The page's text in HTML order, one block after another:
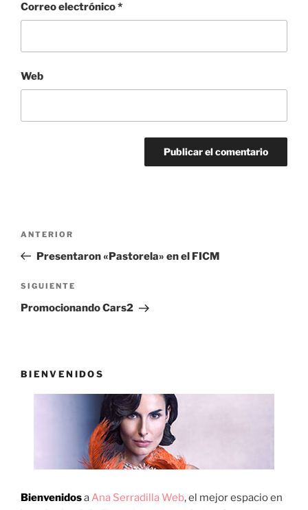
Correo electrónico*
Web
entradas
Entrada
anterior:
ANTERIOR
Presentaron «Pastorela» en el FICM
Siguiente
entrada
SIGUIENTE
Promocionando Cars2
BIENVENIDOS
BienvenidosaAna Serradilla Web, el mejor espacio en